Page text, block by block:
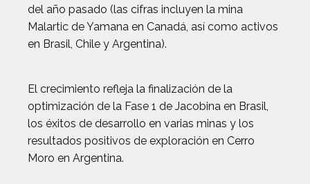
del año pasado (las cifras incluyen la mina
Malartic de Yamana en Canadá, así como activos
en Brasil, Chile y Argentina).
El crecimiento refleja la finalización de la
optimización de la Fase 1 de Jacobina en Brasil,
los éxitos de desarrollo en varias minas y los
resultados positivos de exploración en Cerro
Moro en Argentina.